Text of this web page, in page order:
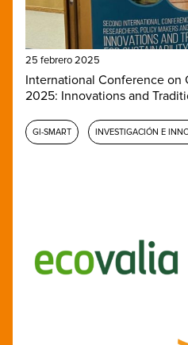
25 febrero 2025
International Conference on
2025: Innovations and
GI-SMART INVESTIGACIÓN E